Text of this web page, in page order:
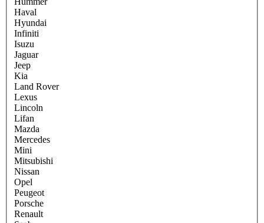
Haval
Hyundai
Infiniti
Isuzu
Jaguar
Jeep
Kia
Land Rover
Lexus
Lincoln
Lifan
Mazda
Mercedes
Mini
Mitsubishi
Nissan
Opel
Peugeot
Porsche
Renault